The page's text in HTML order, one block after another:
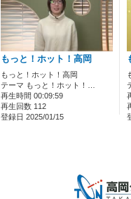
もっと！ホット！高岡
もっと！ホット！高岡
テーマ もっと！ホット！…
再生時間 00:09:59
再生回数 112
登録日 2025/01/15